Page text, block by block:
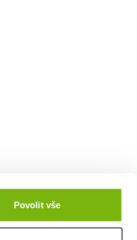
Povolit vše